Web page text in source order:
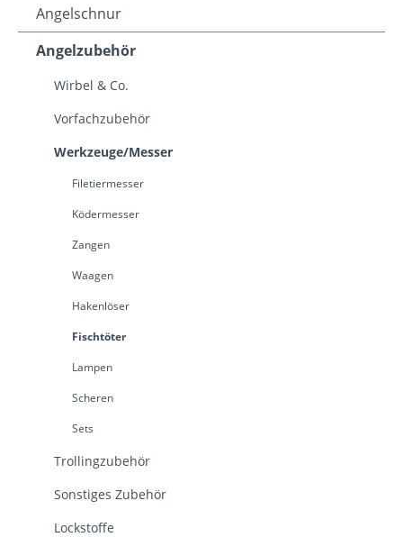
Angelschnur
Angelzubehör
Wirbel & Co.
Vorfachzubehör
Werkzeuge/Messer
Filetiermesser
Ködermesser
Zangen
Waagen
Hakenlöser
Fischtöter
Lampen
Scheren
Sets
Trollingzubehör
Sonstiges Zubehör
Lockstoffe